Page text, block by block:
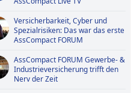
Versicherbarkeit, Cyber und
Spezialrisiken: Das war das erste
AssCompact FORUM
AssCompact FORUM Gewerbe- &
Industrieversicherung trifft den
Nerv der Zeit